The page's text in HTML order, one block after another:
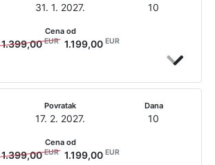
31. 1. 2027. 10
Cena od
1.399,00EUR 1.199,00 EUR
Povratak
17. 2. 2027.
Dana
10
Cena od
1.399,00EUR 1.199,00 EUR